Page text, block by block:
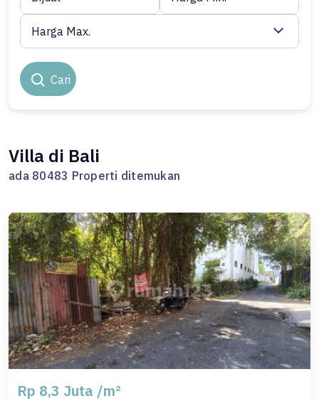
Cari
Harga Max.
Villa di Bali
ada 80483 Properti ditemukan
Rp 8,3 Juta /m²